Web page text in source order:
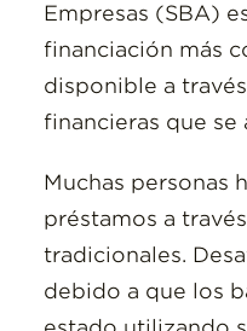
Empresas (SBA)
financiación más
disponible a
financieras que se
Muchas personas
préstamos a
tradicionales.
debido a que los